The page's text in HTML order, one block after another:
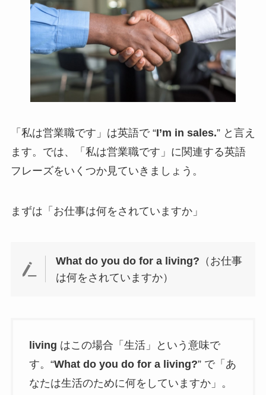
「私は営業職です」は英語で “I’m in sales.” と言え
ます。では、「私は営業職です」に関連する英語
フレーズをいくつか見ていきましょう。
まずは「お仕事は何をされていますか」
What do you do for a living? （お仕事
は何をされていますか）
living はこの場合「生活」という意味で
す。“What do you do for a living?” で「あ
なたは生活のために何をしていますか」。